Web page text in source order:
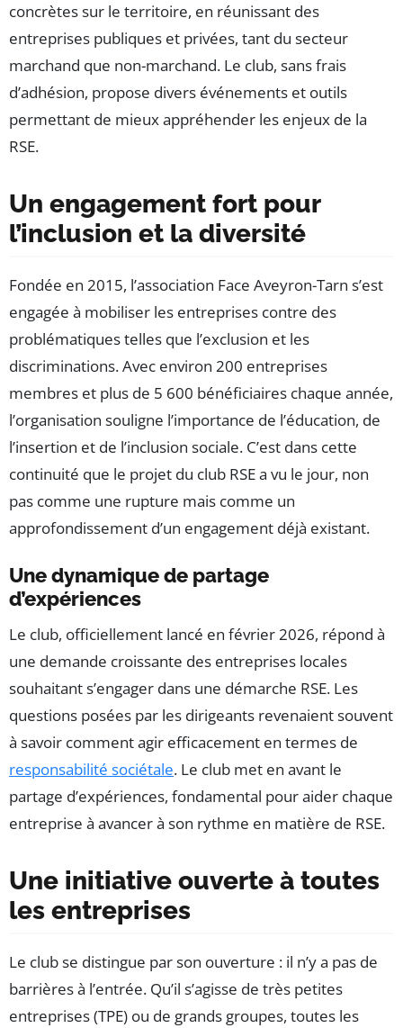
concrètes sur le territoire, en réunissant des
entreprises publiques et privées, tant du secteur
marchand que non-marchand. Le club, sans frais
d’adhésion, propose divers événements et outils
permettant de mieux appréhender les enjeux de la
RSE.
Un engagement fort pour
l’inclusion et la diversité
Fondée en 2015, l’association Face Aveyron-Tarn s’est
engagée à mobiliser les entreprises contre des
problématiques telles que l’exclusion et les
discriminations. Avec environ 200 entreprises
membres et plus de 5 600 bénéficiaires chaque année,
l’organisation souligne l’importance de l’éducation, de
l’insertion et de l’inclusion sociale. C’est dans cette
continuité que le projet du club RSE a vu le jour, non
pas comme une rupture mais comme un
approfondissement d’un engagement déjà existant.
Une dynamique de partage
d’expériences
Le club, officiellement lancé en février 2026, répond à
une demande croissante des entreprises locales
souhaitant s’engager dans une démarche RSE. Les
questions posées par les dirigeants revenaient souvent
à savoir comment agir efficacement en termes de
responsabilité sociétale. Le club met en avant le
partage d’expériences, fondamental pour aider chaque
entreprise à avancer à son rythme en matière de RSE.
Une initiative ouverte à toutes
les entreprises
Le club se distingue par son ouverture : il n’y a pas de
barrières à l’entrée. Qu’il s’agisse de très petites
entreprises (TPE) ou de grands groupes, toutes les